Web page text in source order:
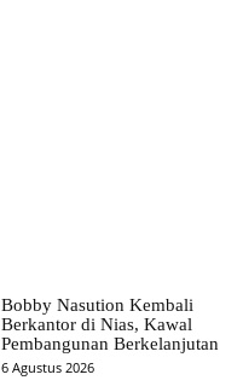
Bobby Nasution Kembali
Berkantor di Nias, Kawal
Pembangunan Berkelanjutan
6 Agustus 2026